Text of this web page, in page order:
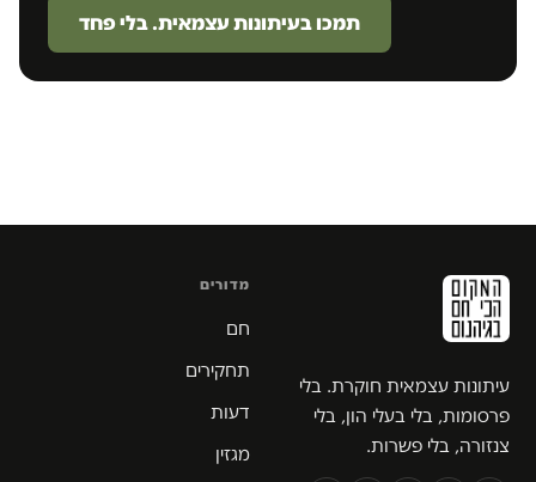
תמכו בעיתונות עצמאית. בלי פחד
עיתונות עצמאית חוקרת. בלי
פרסומות, בלי בעלי הון, בלי
צנזורה, בלי פשרות.
מדורים
חם
תחקירים
דעות
מגזין